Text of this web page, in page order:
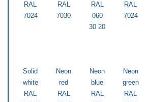
RAL
7024
RAL
7030
RAL
060
30 20
RAL
7024
Solid
white
RAL
Neon
red
RAL
Neon
blue
RAL
Neon
green
RAL